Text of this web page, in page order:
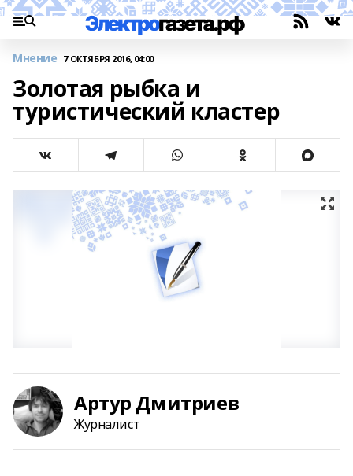
Мнение 7 ОКТЯБРЯ 2016, 04:00
Золотая рыбка и
туристический кластер
Артур Дмитриев
Журналист